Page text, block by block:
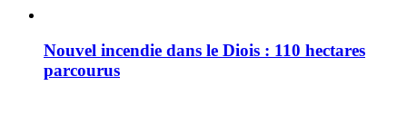
Nouvel incendie dans le Diois : 110 hectares
parcourus